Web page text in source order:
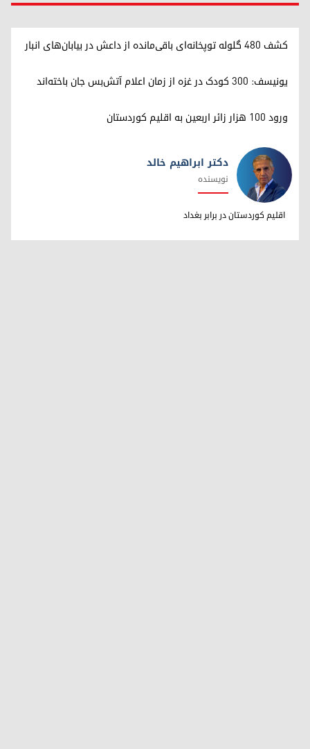
کشف ۴۸۰ گلوله توپخانه‌ای باقی‌مانده از داعش در بیابان‌های انبار
یونیسف: ۳۰۰ کودک در غزه از زمان اعلام آتش‌بس جان باخته‌اند
ورود ۱۰۰ هزار زائر اربعین به اقلیم کوردستان
دکتر ابراهیم خالد
دکتر ابراهیم خالد
نویسنده
اقلیم کوردستان در برابر بغداد